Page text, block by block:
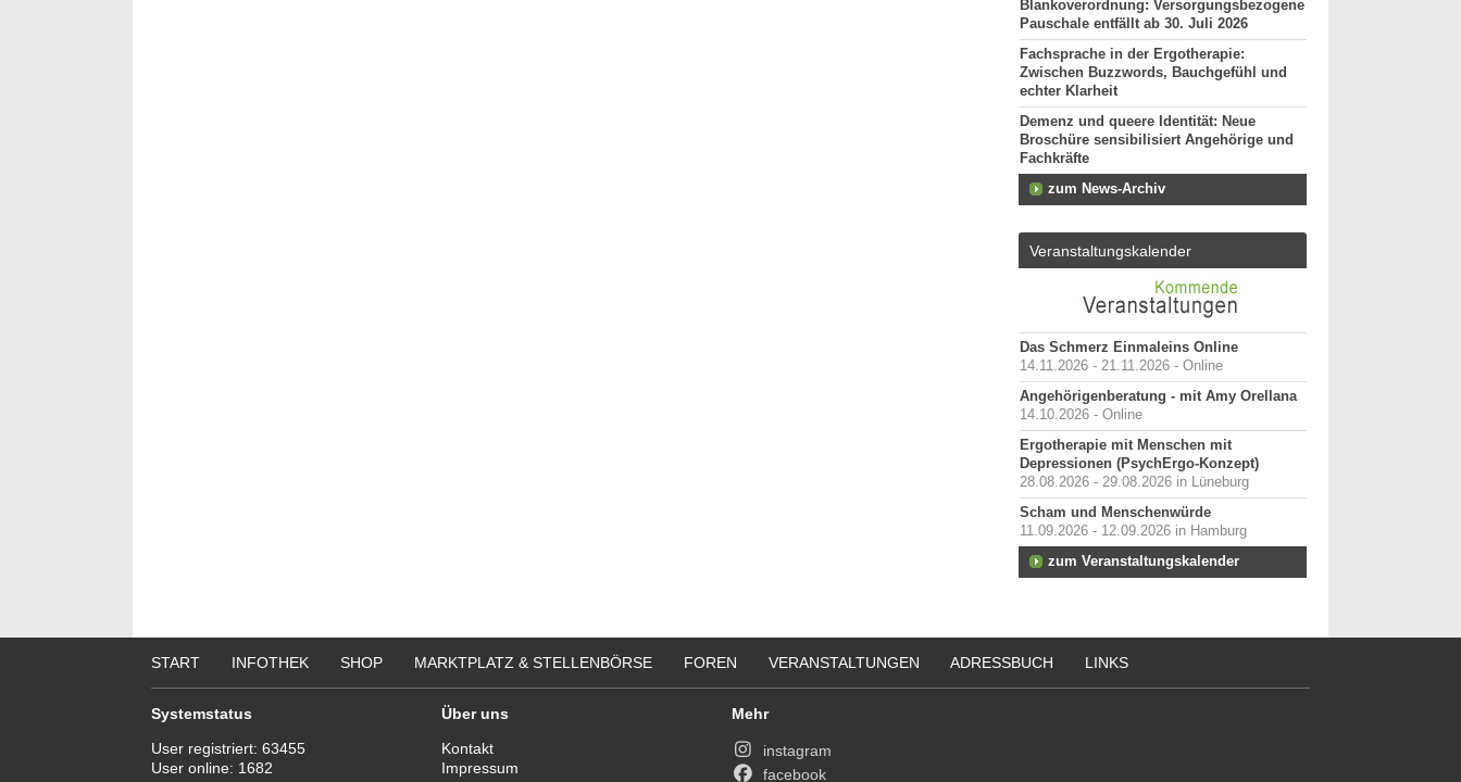
Blankoverordnung: Versorgungsbezogene
Pauschale entfällt ab 30. Juli 2026
Fachsprache in der Ergotherapie:
Zwischen Buzzwords, Bauchgefühl und
echter Klarheit
Demenz und queere Identität: Neue
Broschüre sensibilisiert Angehörige und
Fachkräfte
zum News-Archiv
Veranstaltungskalender
Das Schmerz Einmaleins Online
14.11.2026 - 21.11.2026 - Online
Angehörigenberatung - mit Amy Orellana
14.10.2026 - Online
Ergotherapie mit Menschen mit
Depressionen (PsychErgo-Konzept)
28.08.2026 - 29.08.2026 in Lüneburg
Scham und Menschenwürde
11.09.2026 - 12.09.2026 in Hamburg
zum Veranstaltungskalender
START INFOTHEK SHOP MARKTPLATZ & STELLENBÖRSE FOREN VERANSTALTUNGEN ADRESSBUCH LINKS
Systemstatus
User registriert: 63455
User online: 1682
Über uns
Kontakt
Impressum
Mehr
instagram
facebook